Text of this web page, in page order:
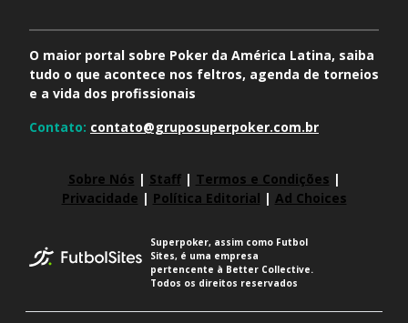
O maior portal sobre Poker da América Latina, saiba
tudo o que acontece nos feltros, agenda de torneios
e a vida dos profissionais
Contato: contato@gruposuperpoker.com.br
Sobre Nós | Staff| Termos e Condições |
Privacidade | Política Editorial | Ad Choices
Superpoker, assim como Futbol
Sites, é uma empresa
pertencente à Better Collective.
Todos os direitos reservados